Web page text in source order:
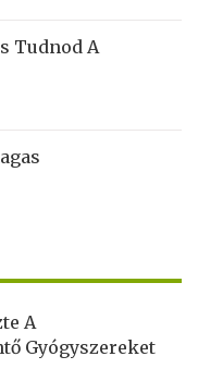
Tudnod A
A
Gyógyszereket